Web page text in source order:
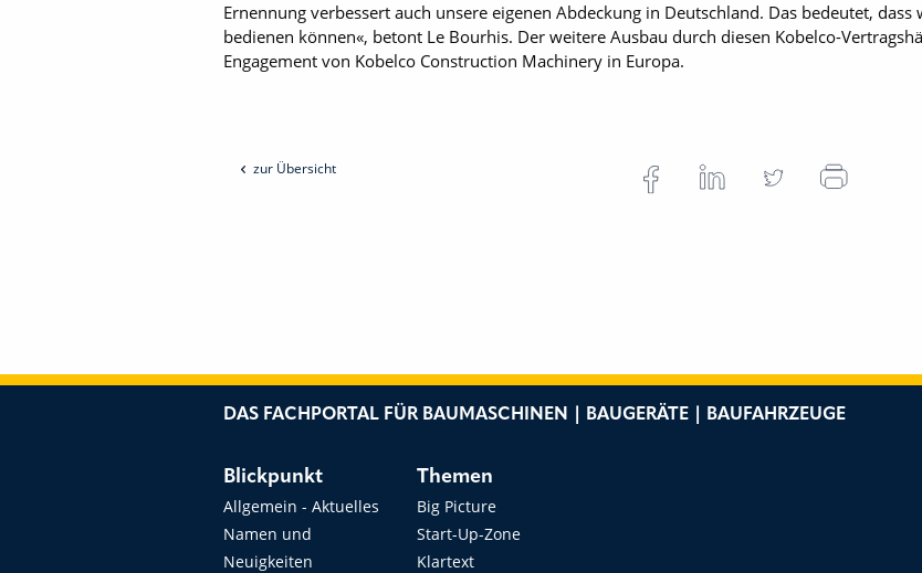
Ernennung verbessert auch unsere eigenen Abdeckung in Deutschland. Das bedeutet,
bedienen können«, betont Le Bourhis. Der weitere Ausbau durch diesen Kobelco-
Engagement von Kobelco Construction Machinery in Europa.
zur Übersicht
DAS FACHPORTAL FÜR BAUMASCHINEN | BAUGERÄTE | BAUFAHRZEUGE
Blickpunkt
Allgemein - Aktuelles
Namen und
Neuigkeiten
Themen
Big Picture
Start-Up-Zone
Klartext